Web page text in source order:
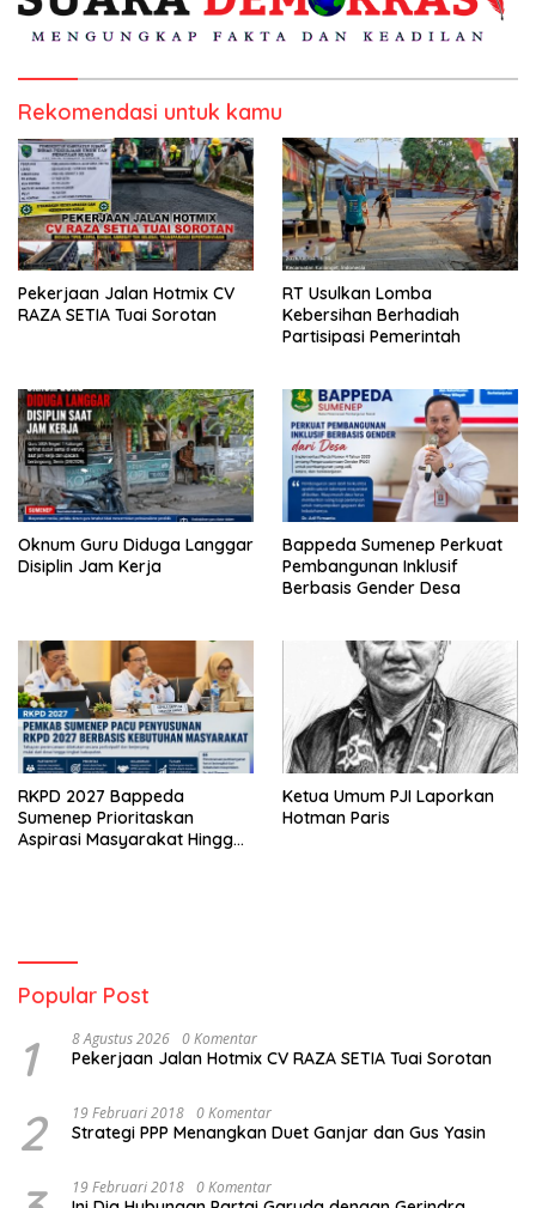
Rekomendasi untuk kamu
Pekerjaan Jalan Hotmix CV
RAZA SETIA Tuai Sorotan
RT Usulkan Lomba
Kebersihan Berhadiah
Partisipasi Pemerintah
Oknum Guru Diduga Langgar
Disiplin Jam Kerja
Bappeda Sumenep Perkuat
Pembangunan Inklusif
Berbasis Gender Desa
RKPD 2027 Bappeda
Sumenep Prioritaskan
Aspirasi Masyarakat Hingga
Ketua Umum PJI Laporkan
Hotman Paris
Popular Post
1 8 Agustus 2026 0 Komentar
Pekerjaan Jalan Hotmix CV RAZA SETIA Tuai Sorotan
2 19 Februari 2018 0 Komentar
Strategi PPP Menangkan Duet Ganjar dan Gus Yasin
19 Februari 2018 0 Komentar